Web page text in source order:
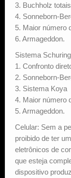
3. Buchholz
4. Sonneborn-
5. Maior número
6. Armageddon.
Sistema Schuring
1. Confronto
2. Sonneborn-
3. Sistema Koya
4. Maior número
5. Armageddon.
Celular: Sem a
proibido de ter
eletrônicos de
que esteja
dispositivo